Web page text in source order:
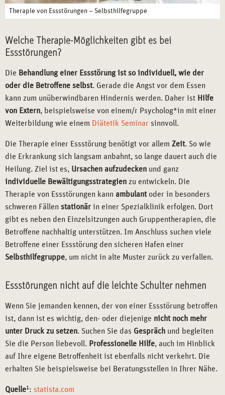
Therapie von Essstörungen – Selbsthilfegruppe
Welche Therapie-Möglichkeiten gibt es bei
Essstörungen?
Die Behandlung einer Essstörung ist so individuell, wie der
oder die Betroffene selbst. Gerade die Angst vor dem Essen
kann zum unüberwindbaren Hindernis werden. Daher ist Hilfe
von Extern, beispielsweise von einem/r Psycholog*in mit einer
Weiterbildung wie einem Diätetik Seminar sinnvoll.
Die Therapie einer Essstörung benötigt vor allem Zeit. So wie
die Erkrankung sich langsam anbahnt, so lange dauert auch die
Heilung. Ziel ist es, Ursachen aufzudecken und ganz
individuelle Bewältigungsstrategien zu entwickeln. Die
Therapie von Essstörungen kann ambulantoder in besonders
schweren Fällen stationär in einer Spezialklinik erfolgen. Dort
gibt es neben den Einzelsitzungen auch Gruppentherapien, die
Betroffene nachhaltig unterstützen. Im Anschluss suchen viele
Betroffene einer Essstörung den sicheren Hafen einer
Selbsthilfegruppe, um nicht in alte Muster zurück zu verfallen.
Essstörungen nicht auf die leichte Schulter nehmen
Wenn Sie jemanden kennen, der von einer Essstörung betroffen
ist, dann ist es wichtig, den- oder diejenige nicht noch mehr
unter Druck zu setzen. Suchen Sie das Gespräch und begleiten
Sie die Person liebevoll. Professionelle Hilfe, auch im Hinblick
auf Ihre eigene Betroffenheit ist ebenfalls nicht verkehrt. Die
erhalten Sie beispielsweise bei Beratungsstellen in Ihrer Nähe.
Quelle1 : statista.com